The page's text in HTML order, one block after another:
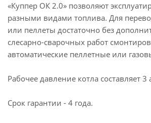
«Куппер ОК 2.0» позволяют
разными видами топлива. Для
или пеллеты достаточно без
слесарно-сварочных работ
автоматические пеллетные или
Рабочее давление котла составляет 3
Срок гарантии - 4 года.